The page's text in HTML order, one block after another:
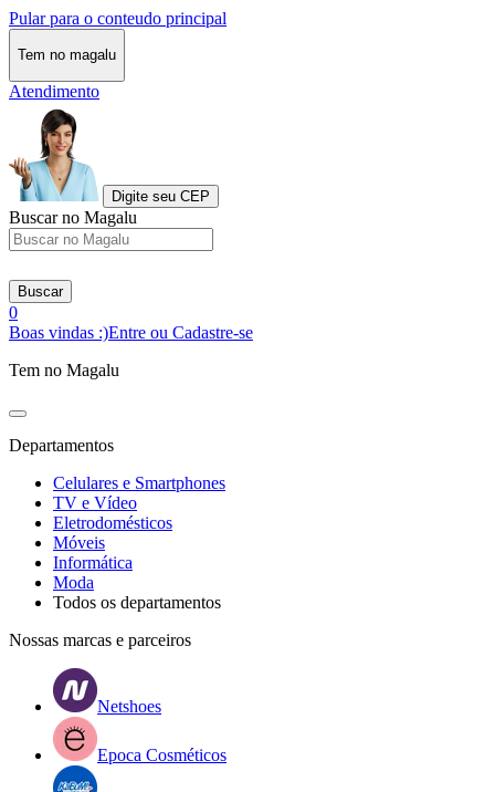
Pular para o conteudo principal
Tem no magalu
Atendimento
Digite seu CEP
Buscar no Magalu
Buscar
0
Boas vindas :)Entre ou Cadastre-se
Tem no Magalu
Departamentos
Celulares e Smartphones
TV e Vídeo
Eletrodomésticos
Móveis
Informática
Moda
Todos os departamentos
Nossas marcas e parceiros
Netshoes
Epoca Cosméticos